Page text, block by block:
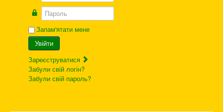
Пароль
Запам'ятати мене
Увійти
Зареєструватися
Забули свій логін?
Забули свій пароль?